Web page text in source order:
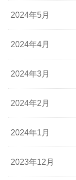
2024年5月
2024年4月
2024年3月
2024年2月
2024年1月
2023年12月